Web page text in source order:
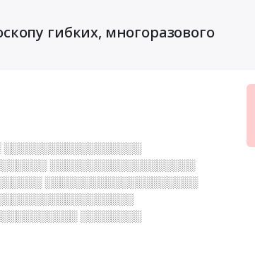
гибких, многоразового
░░░░░░░░░░░░░░░░░░░
░░░░░░░░░░░░░░░░░░░░
░░░░░░░░